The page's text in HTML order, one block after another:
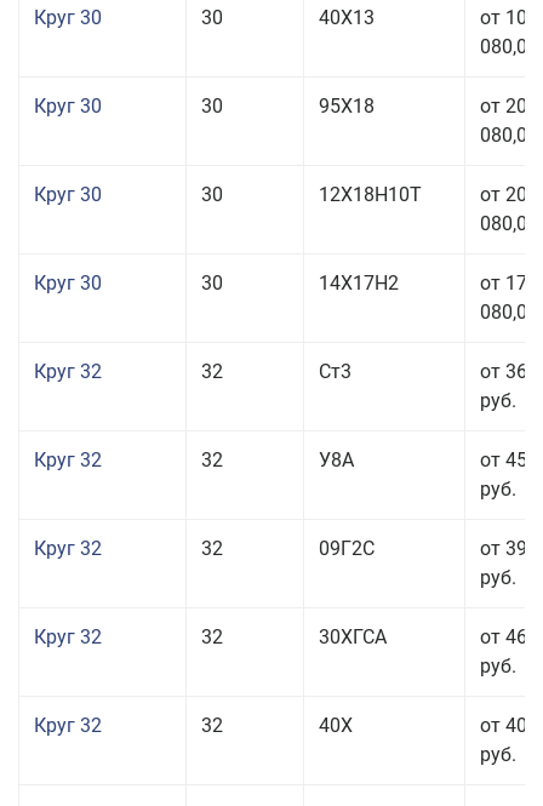
Круг 30 30 40Х13
от 101
080,00
Круг 30 30 95Х18
от 208
080,00
Круг 30 30 12Х18Н10Т
от 208
080,00
Круг 30 30 14Х17Н2
от 177
080,00
Круг 32 32 Ст3
от 36
руб.
Круг 32 32 У8А
от 45
руб.
Круг 32 32 09Г2С
от 39
руб.
Круг 32 32 30ХГСА
от 46
руб.
Круг 32 32 40Х
от 40
руб.